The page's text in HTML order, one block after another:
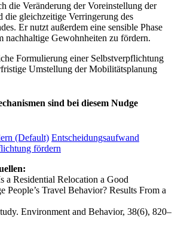
die Veränderung der Voreinstellung der
die gleichzeitige Verringerung des
Er nutzt außerdem eine sensible Phase
nachhaltige Gewohnheiten zu fördern.
Formulierung einer Selbstverpflichtung
Umstellung der Mobilitätsplanung
sind bei diesem Nudge
(Default) Entscheidungsaufwand
fördern
a Residential Relocation a Good
People’s Travel Behavior? Results From a
Environment and Behavior, 38(6), 820–